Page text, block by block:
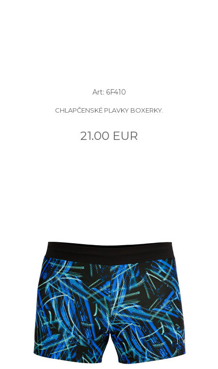
Art: 6F410
CHLAPČENSKÉ PLAVKY BOXERKY.
21.00 EUR